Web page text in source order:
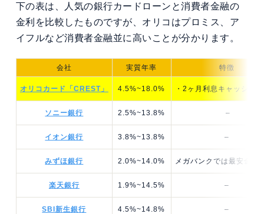
下の表は、人気の銀行カードローンと消費者金融の
金利を比較したものですが、オリコはプロミス、ア
イフルなど消費者金融並に高いことが分かります。
会社 実質年率 特徴
オリコカード「CREST」 4.5%~18.0% ・2ヶ月利息キャッシュ
ソニー銀行 2.5%~13.8% –
イオン銀行 3.8%~13.8% –
みずほ銀行 2.0%~14.0% メガバンクでは最安金利
楽天銀行 1.9%~14.5% –
SBI新生銀行 4.5%~14.8% –